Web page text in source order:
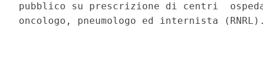
pubblico su prescrizione di centri